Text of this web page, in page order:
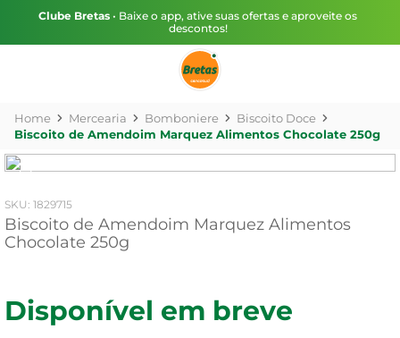
Clube Bretas • Baixe o app, ative suas ofertas e aproveite os
descontos!
Mercearia Bomboniere
Biscoito Doce
Biscoito de Amendoim Marquez Alimentos Chocolate 250g
: 1829715
Biscoito de Amendoim Marquez Alimentos
Chocolate 250g
Disponível em breve